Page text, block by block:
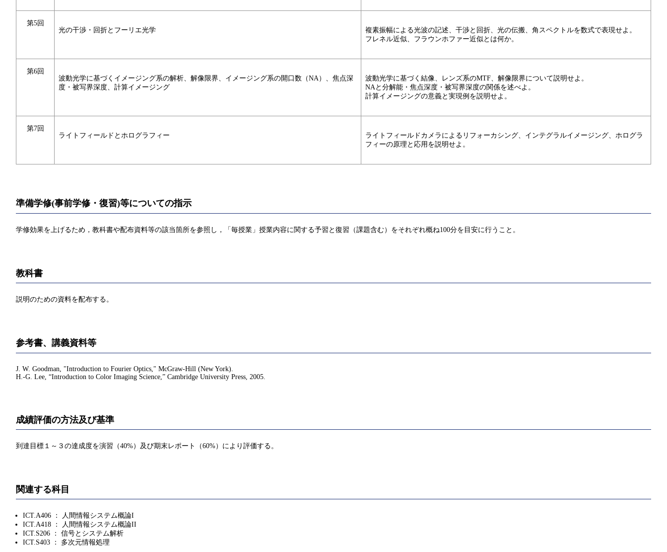
第5回
光の干渉・回折とフーリエ光学
複素振幅による光波の記述、干渉と回折、光の伝搬、角スペクトルを数式で表現せよ。
フレネル近似、フラウンホファー近似とは何か。
第6回
波動光学に基づくイメージング系の解析、解像限界、イメージング系の開口数（NA）、焦点深
度・被写界深度、計算イメージング
波動光学に基づく結像、レンズ系のMTF、解像限界について説明せよ。
NAと分解能・焦点深度・被写界深度の関係を述べよ。
計算イメージングの意義と実現例を説明せよ。
第7回
ライトフィールドとホログラフィー
ライトフィールドカメラによるリフォーカシング、インテグラルイメージング、ホログラ
フィーの原理と応用を説明せよ。
準備学修(事前学修・復習)等についての指示
学修効果を上げるため，教科書や配布資料等の該当箇所を参照し，「毎授業」授業内容に関する予習と復習（課題含む）をそれぞれ概ね100分を目安に行うこと。
教科書
説明のための資料を配布する。
参考書、講義資料等
J. W. Goodman, "Introduction to Fourier Optics," McGraw-Hill (New York).
H.-G. Lee, “Introduction to Color Imaging Science,” Cambridge University Press, 2005.
成績評価の方法及び基準
到達目標１～３の達成度を演習（40%）及び期末レポート（60%）により評価する。
関連する科目
ICT.A406 ： 人間情報システム概論I
ICT.A418 ： 人間情報システム概論II
ICT.S206 ： 信号とシステム解析
ICT.S403 ： 多次元情報処理